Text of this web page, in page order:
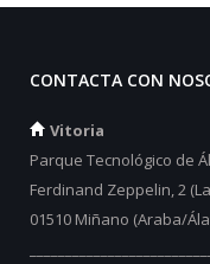
CONTACTA CON
Vitoria
Parque Tecnológico de
Ferdinand Zeppelin, 2
01510 Miñano (Araba/